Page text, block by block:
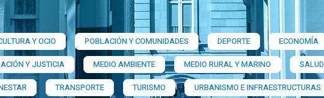
Y OCIO POBLACIÓN Y COMUNIDADES DEPORTE ECONOMÍA
Y JUSTICIA MEDIO AMBIENTE MEDIO RURAL Y MARINO SALUD
TRANSPORTE TURISMO URBANISMO E INFRAESTRUCTURAS